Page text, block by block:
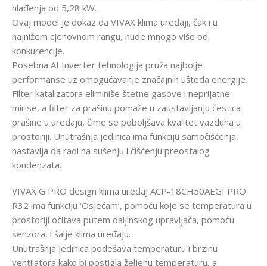
hlađenja od 5,28 kW.
Ovaj model je dokaz da VIVAX klima uređaji, čak i u
najnižem cjenovnom rangu, nude mnogo više od
konkurencije.
Posebna AI Inverter tehnologija pruža najbolje
performanse uz omogućavanje značajnih ušteda energije.
Filter katalizatora eliminiše štetne gasove i neprijatne
mirise, a filter za prašinu pomaže u zaustavljanju čestica
prašine u uređaju, čime se poboljšava kvalitet vazduha u
prostoriji. Unutrašnja jedinica ima funkciju samočišćenja,
nastavlja da radi na sušenju i čišćenju preostalog
kondenzata.
VIVAX G PRO design klima uređaj ACP-18CH50AEGI PRO
R32 ima funkciju ‘Osjećam’, pomoću koje se temperatura u
prostoriji očitava putem daljinskog upravljača, pomoću
senzora, i šalje klima uređaju.
Unutrašnja jedinica podešava temperaturu i brzinu
ventilatora kako bi postigla željenu temperaturu, a